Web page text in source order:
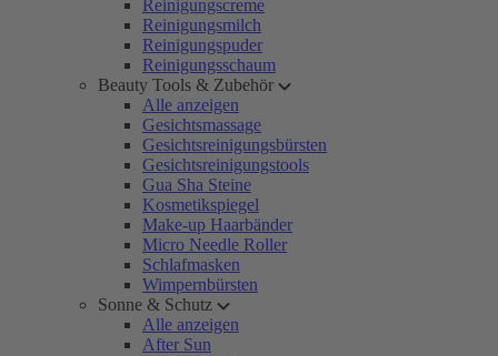
Reinigungscreme
Reinigungsmilch
Reinigungspuder
Reinigungsschaum
Beauty Tools & Zubehör
Alle anzeigen
Gesichtsmassage
Gesichtsreinigungsbürsten
Gesichtsreinigungstools
Gua Sha Steine
Kosmetikspiegel
Make-up Haarbänder
Micro Needle Roller
Schlafmasken
Wimpernbürsten
Sonne & Schutz
Alle anzeigen
After Sun